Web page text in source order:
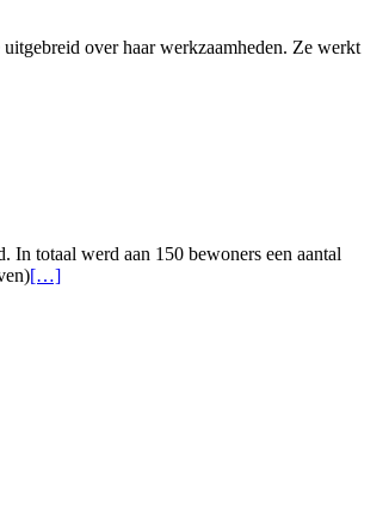
over haar werkzaamheden. Ze werkt
In totaal werd aan 150 bewoners een aantal
Lees
[…]